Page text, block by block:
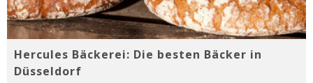
Hercules Bäckerei: Die besten Bäcker in
Düsseldorf